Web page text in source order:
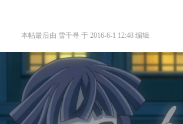
本帖最后由 雪千寻 于 2016-6-1 12:48 编辑